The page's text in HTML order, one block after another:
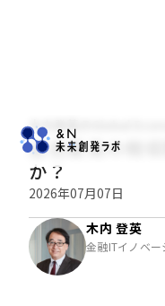
木内登英のGlobal
過去最高の税
か？
2026年07月07日
木内 登英
金融ITイノベ